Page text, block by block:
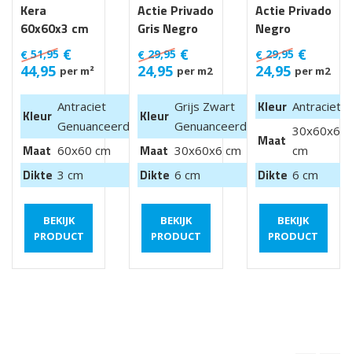
Kera
60x60x3 cm
Luik
€ 51,95 €
44,95 per m²
Kleur
Antraciet
Genuanceerd
Maat 60x60 cm
Dikte 3 cm
BEKIJK
PRODUCT
Actie Privado
Gris Negro
30x60x6 cm
€ 29,95 €
24,95 per m2
Kleur
Grijs Zwart
Genuanceerd
Maat 30x60x6 cm
Dikte 6 cm
BEKIJK
PRODUCT
Actie Privado
Negro
30x60x6 cm
€29,95 €
24,95 per m2
Kleur Antraciet
Maat
30x60x6
cm
Dikte 6 cm
BEKIJK
PRODUCT